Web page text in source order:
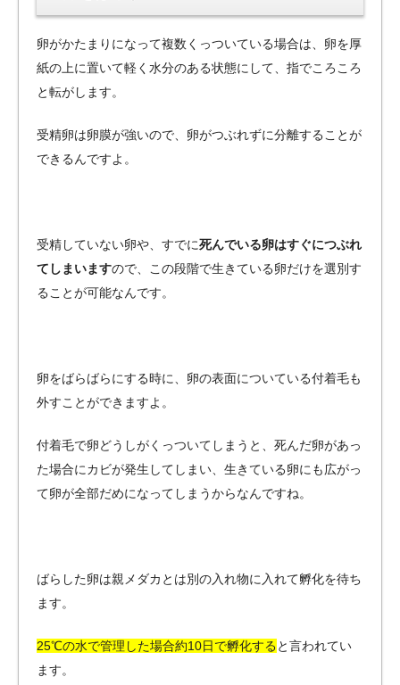
卵がかたまりになって複数くっついている場合は、卵を厚
紙の上に置いて軽く水分のある状態にして、指でころころ
と転がします。
受精卵は卵膜が強いので、卵がつぶれずに分離することが
できるんですよ。
受精していない卵や、すでに死んでいる卵はすぐにつぶれ
てしまいますので、この段階で生きている卵だけを選別す
ることが可能なんです。
卵をばらばらにする時に、卵の表面についている付着毛も
外すことができますよ。
付着毛で卵どうしがくっついてしまうと、死んだ卵があっ
た場合にカビが発生してしまい、生きている卵にも広がっ
て卵が全部だめになってしまうからなんですね。
ばらした卵は親メダカとは別の入れ物に入れて孵化を待ち
ます。
25℃の水で管理した場合約10日で孵化する と言われてい
ます。